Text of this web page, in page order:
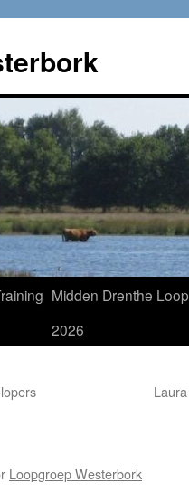
Midden Drenthe Loop
2026
Loopgroep Westerbork